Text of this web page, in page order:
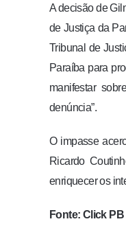
A decisão de
de Justiça da
Tribunal de
Paraíba para
manifestar
denúncia”.
O impasse
Ricardo
enriquecer os
Fonte: Click PB